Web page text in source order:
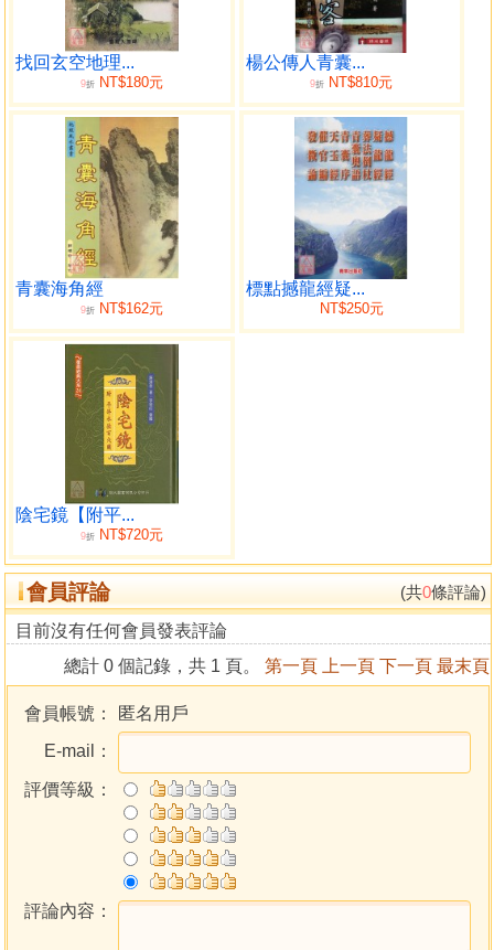
意，怎說是楊公所傳？更有將先天五行和卦運胡亂運用， 不
知先天為體，和後天為用之真諦，不知天圓和地方卦的其
旨，如此為害世人無窮，膽 敢稱為楊公、黃石公第幾代傳
人，這種掛羊頭賣狗肉之行為，不可取呀！
其實經典中楊公一直都強調陰陽雌雄，至於出卦與否，
及珠寶火坑之應，陰陽氣之 清純與否，關鍵在三才並六建，
所以說出卦、陰陽差錯、火坑、三吉、六秀都與雌雄有 絕對
的關係，不知雌雄者，錯用雌雄者，作者都鄭重告訴大家，
楊公真旨與你無緣，不 要再自欺欺人，留點陰德，為害後代
子孫，恐怕是不樂見之事矣！
偽學留傳越廣，造禍越深，尤其在台南一代，流毒很深
且廣，作者出身台南，為了 學術正義，不但開館傳授正統的
楊公絕學，更單挑「黑道叢林」之「虎豹豺狼」，一點 都不
怕，更有某國立大學教授群，反行其道，助紂為孽，本人深
深一嘆，楊公天上有知 怎能不落淚？我是天地孕育所出，既
然為人，又是個陰陽學家，深知雌雄其義，稟其楊 公正統之
學，誓必打倒偽學，絕不手軟，讓那些許多掛羊頭賣狗肉的
「黑道叢林之虎豹\r 豺狼」一個一個旗倒逃散，試問楊公終
其一生，皆以雌雄來論風水地理，而居然連雌雄 原理都不知
道，焉能知其坤壬乙訣，乾山乾向訣，七星打劫，取貪取輔
之法寶，況且這 種更是雌雄之變化，一點都脫離不了與雌雄
的關係，所以本人在此鄭重的告誡掛羊頭賣 狗肉的楊公叛
徒，不知雌雄原理，這一些法寶，是不可能運用正確的，正
德堂大開道門 ，歡迎玄空地學各界前輩賜教，更歡迎台南一
帶知名的玄空大師賜教，如非是正統的玄 空學，請勿入正統
大門，否則會讓等待多時的先師楊公來懲處。
於曾子南得意門生，已是九 十高齡，不惜從高雄六龜遠赴台
南，高舉義旗，至是欣慰，此人正是人人敬重的，曾子 南老
師四大弟子之一的玄空老前輩劉通南先生，在此，本人深深
的深感敬意。破除了一 些運用非正統的火坑線，三煞目的地
理師害人把戲，其實正統楊公絕學更是喜好運用三 煞日火坑
線，其受益要比一般力量加倍。
目錄
找回玄空地理...
9折NT$180元
楊公傳人青囊...
9折 NT$810元
青囊海角經
9折NT$162元
標點撼龍經疑...
NT$250元
陰宅鏡【附平...
9折NT$720元
會員評論 (共0條評論)
目前沒有任何會員發表評論
總計 0 個記錄，共 1 頁。 第一頁 上一頁 下一頁 最末頁
會員帳號：
匿名用戶
E-mail：
評價等級：
評論內容：